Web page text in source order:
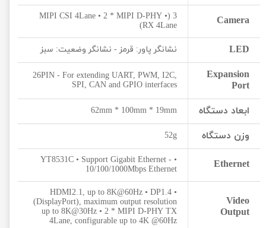
Camera
3 (• MIPI CSI 4Lane • 2 * MIPI D-PHY
RX 4Lane)
LED نشانگر پاور: قرمز - نشانگر وضعیت: سبز
Expansion
Port
26PIN - For extending UART, PWM, I2C,
SPI, CAN and GPIO interfaces
ابعاد دستگاه 62mm * 100mm * 19mm
وزن دستگاه 52g
Ethernet
• YT8531C • Support Gigabit Ethernet -
10/100/1000Mbps Ethernet
Video
Output
• HDMI2.1, up to 8K@60Hz • DP1.4
(DisplayPort), maximum output resolution
up to 8K@30Hz • 2 * MIPI D-PHY TX
4Lane, configurable up to 4K @60Hz